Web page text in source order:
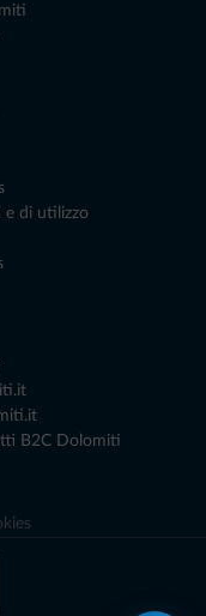
e di utilizzo
B2C Dolomiti